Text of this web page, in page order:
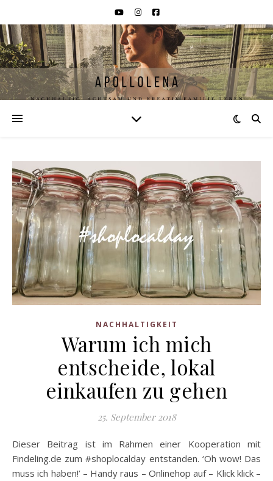
NACHHALTIGKEIT
Warum ich mich
entscheide, lokal
einkaufen zu gehen
25. September 2018
Dieser Beitrag ist im Rahmen einer Kooperation mit
Findeling.de zum #shoplocalday entstanden. ‘Oh wow! Das
muss ich haben!’ – Handy raus – Onlinehop auf – Klick klick –